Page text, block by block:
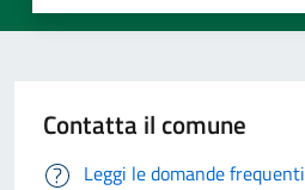
Contatta il comune
Leggi le domande frequenti